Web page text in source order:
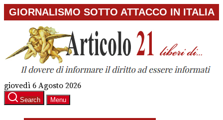
Skip
to
content
GIORNALISMO SOTTO ATTACCO IN ITALIA
giovedì 6 Agosto 2026
Search Menu